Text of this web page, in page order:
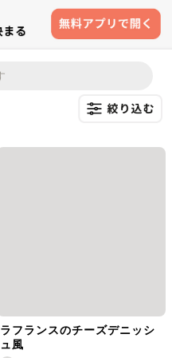
ラフランスのチーズデニッシ
ュ風